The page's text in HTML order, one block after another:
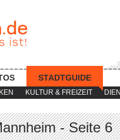
KULTUR & FREIZEIT
STADTGUIDE
- Seite 6